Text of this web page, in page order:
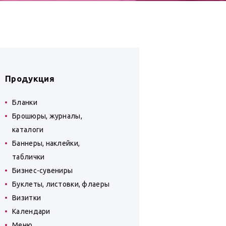
Продукция
Бланки
Брошюры, журналы,
каталоги
Баннеры, наклейки,
таблички
Бизнес-сувениры
Буклеты, листовки, флаеры
Визитки
Календари